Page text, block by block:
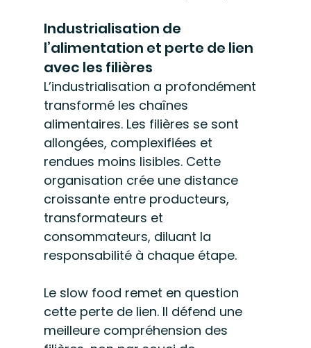
Industrialisation de
l’alimentation et perte de lien
avec les filières
L’industrialisation a profondément
transformé les chaînes
alimentaires. Les filières se sont
allongées, complexifiées et
rendues moins lisibles. Cette
organisation crée une distance
croissante entre producteurs,
transformateurs et
consommateurs, diluant la
responsabilité à chaque étape.
Le slow food remet en question
cette perte de lien. Il défend une
meilleure compréhension des